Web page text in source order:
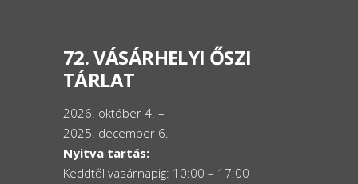
72. VÁSÁRHELYI ŐSZI
TÁRLAT
2026. október 4. –
2025. december 6.
Nyitva tartás:
Keddtől vasárnapig: 10:00 – 17:00